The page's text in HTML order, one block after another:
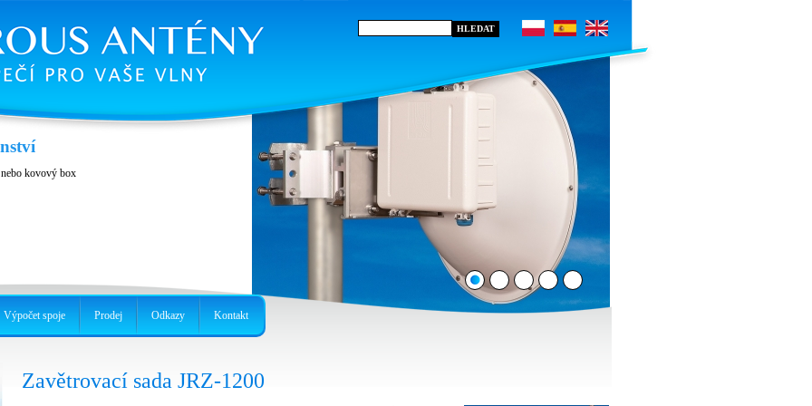
kovový box
Zavětrovací sada JRZ-1200
Výpočet spoje Prodej Odkazy Kontakt